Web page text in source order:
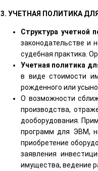
3. УЧЕТНАЯ ПОЛИТИКА
Структура учетной
законодательстве и
судебная практика.
Учетная политика
в виде стоимости
рожденного или
О возможности
производства,
дооборудования.
программ для ЭВМ,
приобретение
заявления
имущества, ведение